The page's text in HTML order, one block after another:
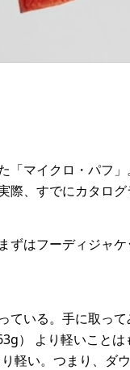
マイクロ・パフ
、すでにカタロ
ずはフーディジャ
いる。手に取って
） より軽いこと
軽い。つまり、ダ